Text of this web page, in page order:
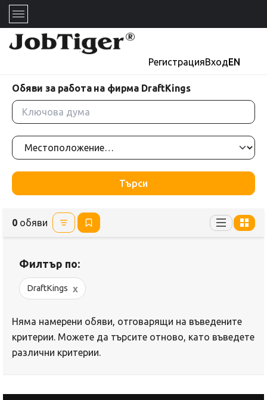
РегистрацияВходEN
Обяви за работа на фирма DraftKings
Търси
0 обяви
Филтър по:
DraftKings x
Няма намерени обяви, отговарящи на въведените
критерии. Можете да търсите отново, като въведете
различни критерии.